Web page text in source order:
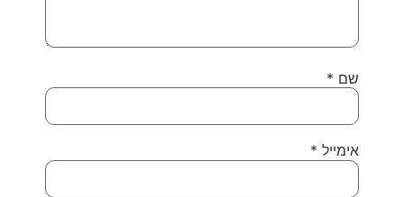
שם *
אימייל *